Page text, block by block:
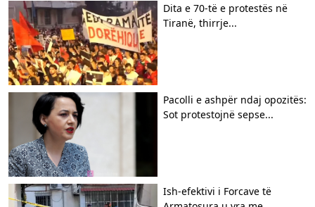
​Dita e 70-të e protestës në
Tiranë, thirrje...
Pacolli e ashpër ndaj opozitës:
Sot protestojnë sepse...
Ish-efektivi i Forcave të